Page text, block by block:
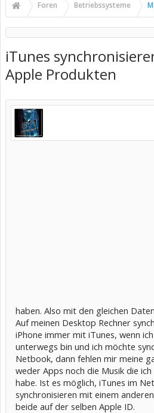
Foren Betriebssysteme
iTunes
Apple Produkten
haben. Also mit den gleichen
Auf meinen Desktop Rechner
iPhone immer mit iTunes, wenn
unterwegs bin und ich möchte
Netbook, dann fehlen mir meine
weder Apps noch die Musik die
habe. Ist es möglich, iTunes im
synchronisieren mit einem
beide auf der selben Apple ID.